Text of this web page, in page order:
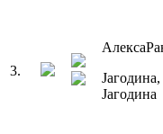
3.
Алекса
Јагодина,
Јагодина